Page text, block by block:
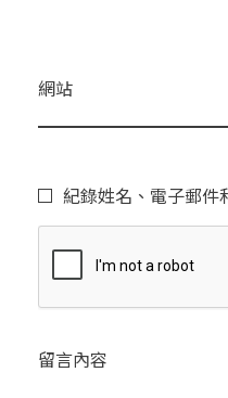
網站
紀錄姓名、電子郵件
留言內容